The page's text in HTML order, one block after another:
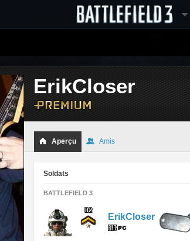
CLASSEMENTS
ErikCloser
Aperçu Amis
Soldats
BATTLEFIELD 3
ErikCloser